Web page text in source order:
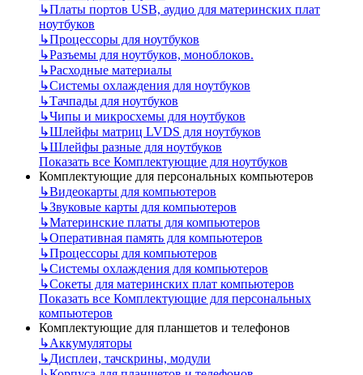
↳Платы портов USB, аудио для материнских плат
ноутбуков
↳Процессоры для ноутбуков
↳Разъемы для ноутбуков, моноблоков.
↳Расходные материалы
↳Системы охлаждения для ноутбуков
↳Тачпады для ноутбуков
↳Чипы и микросхемы для ноутбуков
↳Шлейфы матриц LVDS для ноутбуков
↳Шлейфы разные для ноутбуков
Показать все Комплектующие для ноутбуков
Комплектующие для персональных компьютеров
↳Видеокарты для компьютеров
↳Звуковые карты для компьютеров
↳Материнские платы для компьютеров
↳Оперативная память для компьютеров
↳Процессоры для компьютеров
↳Системы охлаждения для компьютеров
↳Сокеты для материнских плат компьютеров
Показать все Комплектующие для персональных
компьютеров
Комплектующие для планшетов и телефонов
↳Аккумуляторы
↳Дисплеи, тачскрины, модули